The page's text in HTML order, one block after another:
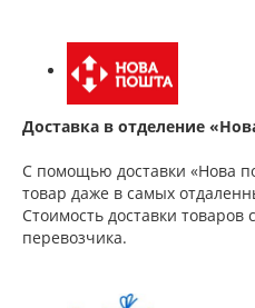
Доставка в отделение
С помощью доставки «Нова
товар даже в самых
Стоимость доставки товаров
перевозчика.